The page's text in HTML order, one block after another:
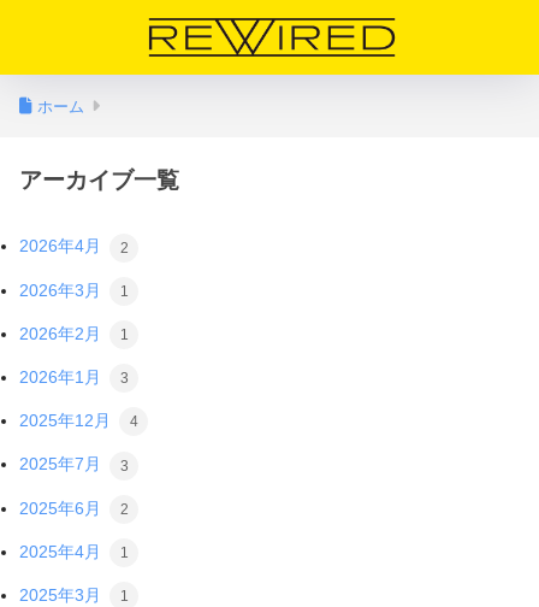
ホーム
アーカイブ一覧
2026年4月 2
2026年3月 1
2026年2月 1
2026年1月 3
2025年12月 4
2025年7月 3
2025年6月 2
2025年4月 1
2025年3月 1